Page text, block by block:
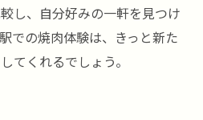
し、自分好みの一軒を見つけ
での焼肉体験は、きっと新た
てくれるでしょう。